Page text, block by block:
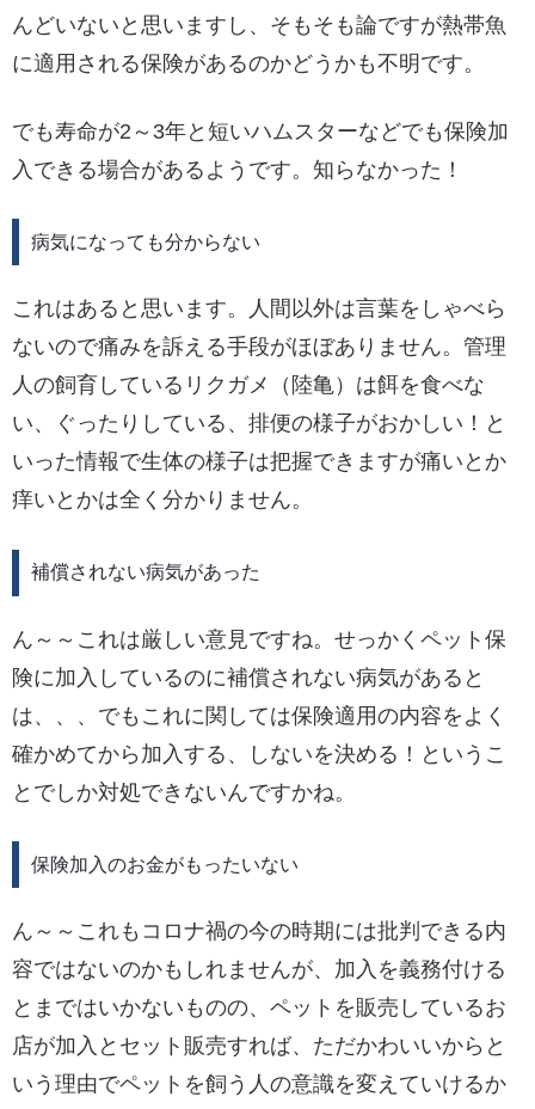
んどいないと思いますし、そもそも論ですが熱帯魚
に適用される保険があるのかどうかも不明です。
でも寿命が2～3年と短いハムスターなどでも保険加
入できる場合があるようです。知らなかった！
病気になっても分からない
これはあると思います。人間以外は言葉をしゃべら
ないので痛みを訴える手段がほぼありません。管理
人の飼育しているリクガメ（陸亀）は餌を食べな
い、ぐったりしている、排便の様子がおかしい！と
いった情報で生体の様子は把握できますが痛いとか
痒いとかは全く分かりません。
補償されない病気があった
ん～～これは厳しい意見ですね。せっかくペット保
険に加入しているのに補償されない病気があると
は、、、でもこれに関しては保険適用の内容をよく
確かめてから加入する、しないを決める！というこ
とでしか対処できないんですかね。
保険加入のお金がもったいない
ん～～これもコロナ禍の今の時期には批判できる内
容ではないのかもしれませんが、加入を義務付ける
とまではいかないものの、ペットを販売しているお
店が加入とセット販売すれば、ただかわいいからと
いう理由でペットを飼う人の意識を変えていけるか